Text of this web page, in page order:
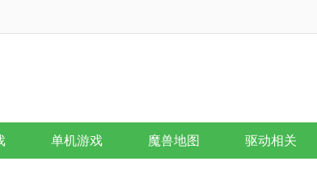
单机游戏 魔兽地图 驱动相关